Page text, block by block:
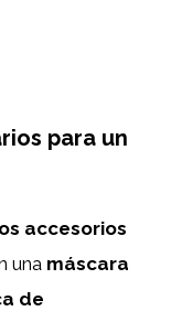
para un
accesorios
una máscara
de